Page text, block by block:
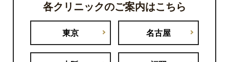
各クリニックのご案内はこちら
東京 名古屋